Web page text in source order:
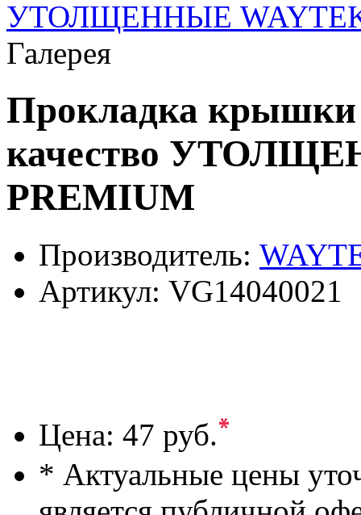
Галерея
Прокладка крышки
качество
PREMIUM
Производитель:
Артикул: VG14040021
Цена: 47 руб.*
* Актуальные цены